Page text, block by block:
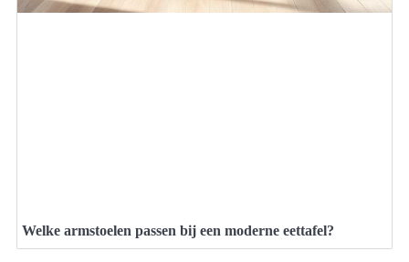
Welke armstoelen passen bij een moderne eettafel?